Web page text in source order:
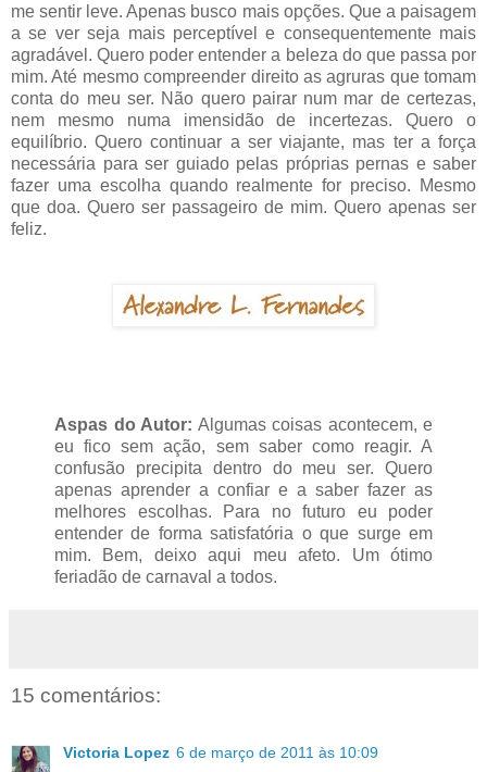
me sentir leve. Apenas busco mais opções. Que a paisagem
a se ver seja mais perceptível e consequentemente mais
agradável. Quero poder entender a beleza do que passa por
mim. Até mesmo compreender direito as agruras que tomam
conta do meu ser. Não quero pairar num mar de certezas,
nem mesmo numa imensidão de incertezas. Quero o
equilíbrio. Quero continuar a ser viajante, mas ter a força
necessária para ser guiado pelas próprias pernas e saber
fazer uma escolha quando realmente for preciso. Mesmo
que doa. Quero ser passageiro de mim. Quero apenas ser
feliz.
Aspas do Autor: Algumas coisas acontecem, e
eu fico sem ação, sem saber como reagir. A
confusão precipita dentro do meu ser. Quero
apenas aprender a confiar e a saber fazer as
melhores escolhas. Para no futuro eu poder
entender de forma satisfatória o que surge em
mim. Bem, deixo aqui meu afeto. Um ótimo
feriadão de carnaval a todos.
15 comentários:
Victoria Lopez 6 de março de 2011 às 10:09